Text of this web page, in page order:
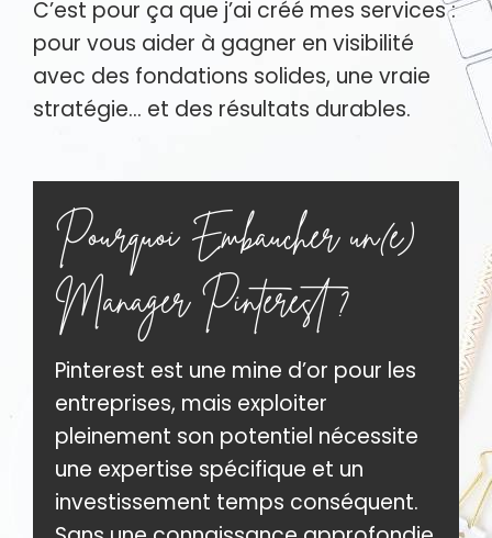
C’est pour ça que j’ai créé mes services :
pour vous aider à gagner en visibilité
avec des fondations solides, une vraie
stratégie… et des résultats durables.
Pourquoi Embaucher un(e)
Manager Pinterest ?
Pinterest est une mine d’or pour les
entreprises, mais exploiter
pleinement son potentiel nécessite
une expertise spécifique et un
investissement temps conséquent.